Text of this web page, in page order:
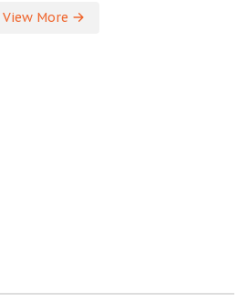
View More